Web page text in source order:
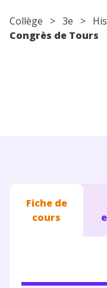
Collège > 3e >
Congrès de Tours
Fiche de
cours